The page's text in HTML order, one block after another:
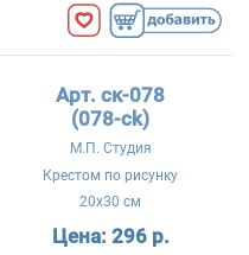
Арт. ск-078
(078-ck)
М.П. Студия
Крестом по рисунку
20x30 см
Цена: 296 р.